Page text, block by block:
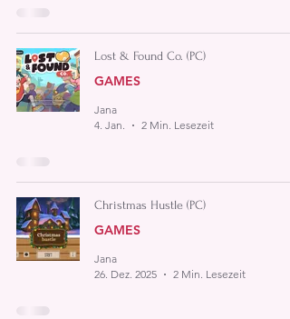
Lost & Found Co. (PC)
GAMES
Jana
4. Jan.
2 Min. Lesezeit
Christmas Hustle (PC)
GAMES
Jana
26. Dez. 2025
2 Min. Lesezeit